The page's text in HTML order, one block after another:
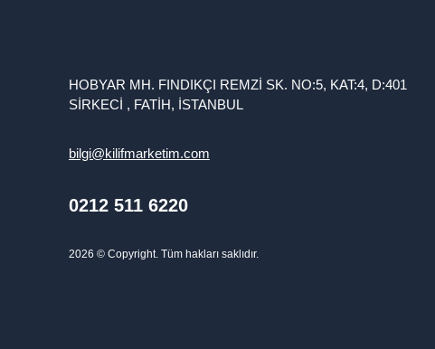
HOBYAR MH. FINDIKÇI REMZİ SK. NO:5, KAT:4, D:401
SİRKECİ , FATİH, İSTANBUL
bilgi@kilifmarketim.com
0212 511 6220
2026 © Copyright. Tüm hakları saklıdır.